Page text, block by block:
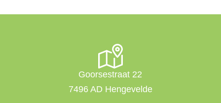
Goorsestraat 22
7496 AD Hengevelde